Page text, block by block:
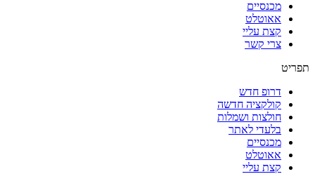
מכנסיים
אאוטלט
קצת עליי
צרי קשר
תפריט
דרופ חדש
קולקציה חדשה
חולצות ושמלות
בלעדי לאתר
מכנסיים
אאוטלט
קצת עליי